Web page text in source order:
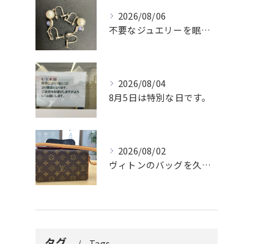
2026/08/06
不要なジュエリーを眠らせていませんか？
2026/08/04
8月5日は特別な日です。
2026/08/02
ヴィトンのバッグを久しぶりに取り出しましたか？